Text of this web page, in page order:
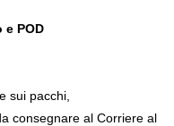
POD
sui pacchi,
consegnare al Corriere al